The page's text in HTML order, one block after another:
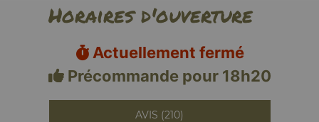
Horaires d'ouverture
Actuellement fermé
Précommande pour 18h20
AVIS (210)